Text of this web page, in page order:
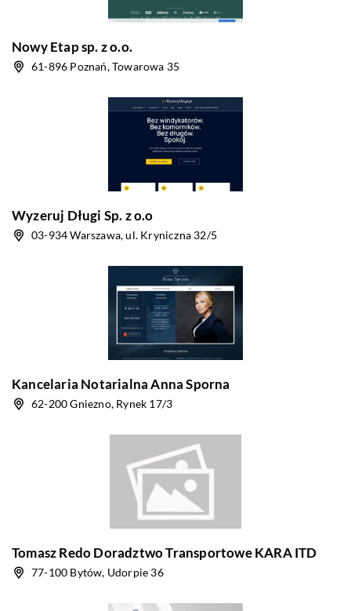
Nowy Etap sp. z o.o.
61-896 Poznań, Towarowa 35
Wyzeruj Długi Sp. z o.o
03-934 Warszawa, ul. Kryniczna 32/5
Kancelaria Notarialna Anna Sporna
62-200 Gniezno, Rynek 17/3
Tomasz Redo Doradztwo Transportowe KARA ITD
77-100 Bytów, Udorpie 36